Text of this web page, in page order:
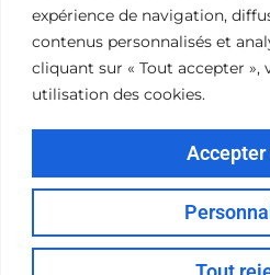
expérience de navigation,
contenus personnalisés et
cliquant sur « Tout accepter »,
utilisation des cookies.
06 15 18 42 65
sdabireau@amsc.fr
26 avenue Claude
Du Lundi au Vendredi
© 2026 AMSC - Site